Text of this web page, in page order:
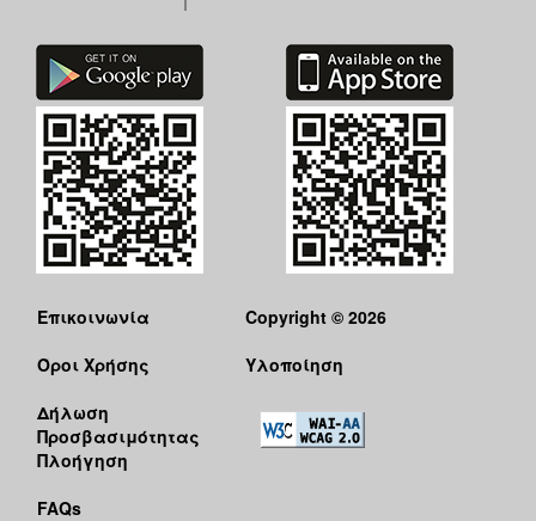
Επικοινωνία
Όροι Χρήσης
Δήλωση
Προσβασιμότητας
Πλοήγηση
FAQs
Copyright © 2026
Υλοποίηση